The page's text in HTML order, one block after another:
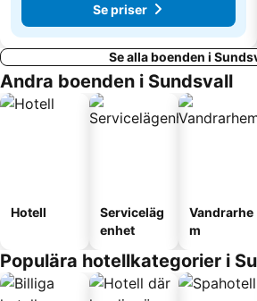
Se priser
Se alla boenden i
Andra boenden i Sundsvall
Hotell
Serviceläg
enhet
Vandrarhe
m
Populära hotellkategorier i